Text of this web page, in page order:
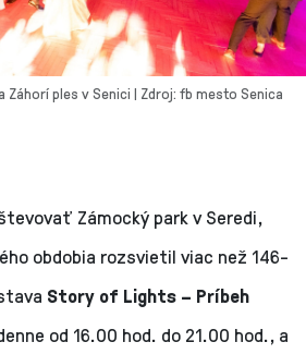
ples v Senici | Zdroj: fb mesto Senica
Zámocký park v Seredi,
obdobia rozsvietil viac než 146-
Story of Lights – Príbeh
od 16.00 hod. do 21.00 hod., a